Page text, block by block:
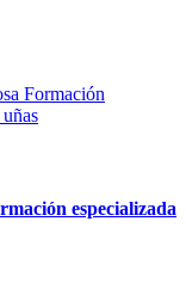
especializada